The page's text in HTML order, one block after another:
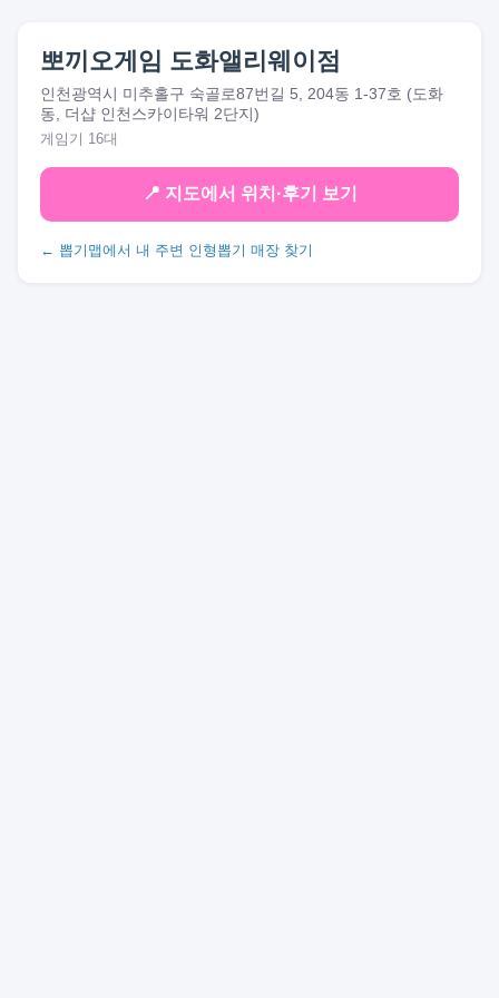
뽀끼오게임 도화앨리웨이점
인천광역시 미추홀구 숙골로87번길 5, 204동 1-37호 (도화
동, 더샵 인천스카이타워 2단지)
게임기 16대
📍 지도에서 위치·후기 보기
← 뽑기맵에서 내 주변 인형뽑기 매장 찾기